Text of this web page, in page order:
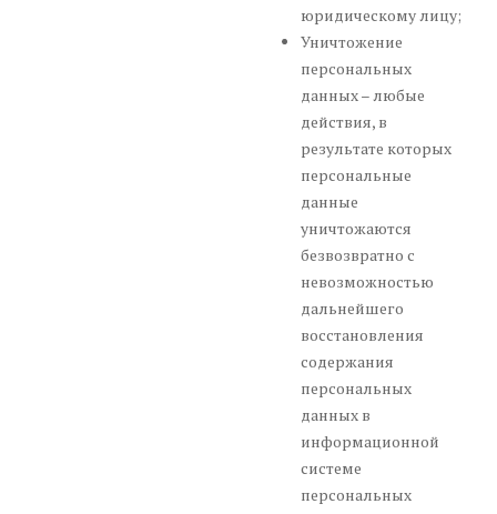
юридическому лицу;
Уничтожение
персональных
данных – любые
действия, в
результате которых
персональные
данные
уничтожаются
безвозвратно с
невозможностью
дальнейшего
восстановления
содержания
персональных
данных в
информационной
системе
персональных